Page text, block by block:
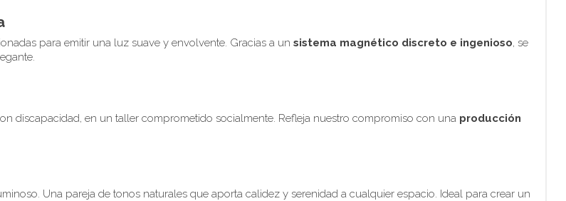
para emitir una luz suave y envolvente. Gracias a un sistema magnético discreto e ingenioso, se
discapacidad, en un taller comprometido socialmente. Refleja nuestro compromiso con una producción
Una pareja de tonos naturales que aporta calidez y serenidad a cualquier espacio. Ideal para crear un